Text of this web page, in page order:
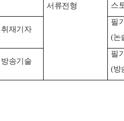
서류전형
스
취재기자
필
(논
방송기술
필
(방